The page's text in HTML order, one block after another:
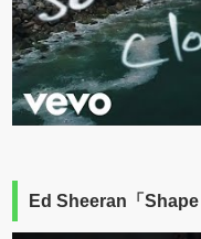
Ed Sheeran「